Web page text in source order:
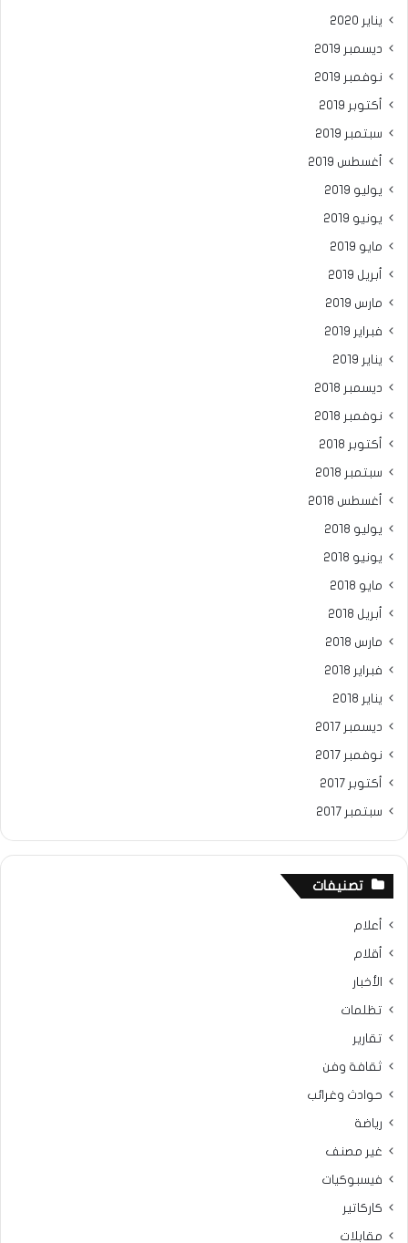
يناير 2020
ديسمبر 2019
نوفمبر 2019
أكتوبر 2019
سبتمبر 2019
أغسطس 2019
يوليو 2019
يونيو 2019
مايو 2019
أبريل 2019
مارس 2019
فبراير 2019
يناير 2019
ديسمبر 2018
نوفمبر 2018
أكتوبر 2018
سبتمبر 2018
أغسطس 2018
يوليو 2018
يونيو 2018
مايو 2018
أبريل 2018
مارس 2018
فبراير 2018
يناير 2018
ديسمبر 2017
نوفمبر 2017
أكتوبر 2017
سبتمبر 2017
تصنيفات
أعلام
أقلام
الأخبار
تظلمات
تقارير
ثقافة وفن
حوادث وغرائب
رياضة
غير مصنف
فيسبوكيات
كاركاتير
مقابلات